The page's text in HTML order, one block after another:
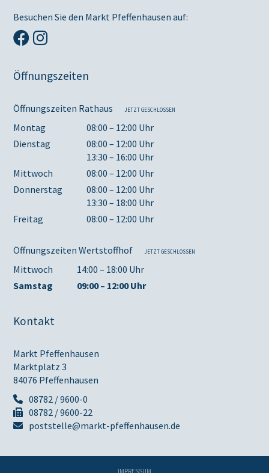
Besuchen Sie den Markt Pfeffenhausen auf:
Öffnungszeiten
Öffnungszeiten Rathaus JETZT GESCHLOSSEN
Montag
08:00 – 12:00 Uhr
Dienstag
08:00 – 12:00 Uhr
13:30 – 16:00 Uhr
Mittwoch
08:00 – 12:00 Uhr
Donnerstag
08:00 – 12:00 Uhr
13:30 – 18:00 Uhr
Freitag
08:00 – 12:00 Uhr
Öffnungszeiten Wertstoffhof JETZT GESCHLOSSEN
Mittwoch
14:00 – 18:00 Uhr
Samstag
09:00 – 12:00 Uhr
Kontakt
Markt Pfeffenhausen
Marktplatz 3
84076 Pfeffenhausen
08782 / 9600-0
08782 / 9600-22
poststelle@markt-pfeffenhausen.de
IMPRESSUM